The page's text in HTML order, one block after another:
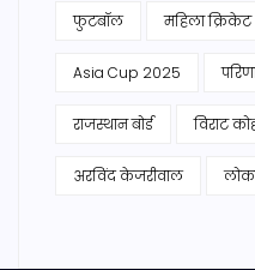
फुटबॉल महिला क्रिकेट
Asia Cup 2025
राजस्थान बोर्ड विराट
अरविंद केजरीवाल